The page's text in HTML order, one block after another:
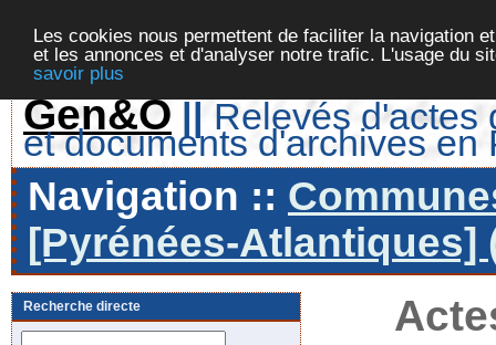
Les cookies nous permettent de faciliter la navigation
et les annonces et d'analyser notre trafic. L'usage du
savoir plus
Gen&O || Relevés d'actes
et documents d'archives en
Navigation ::
[Pyrénées-Atlantiques]
Recherche directe